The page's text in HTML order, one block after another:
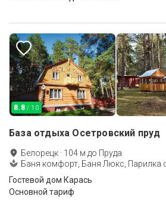
8.8 / 10
База отдыха Осетровский пруд
Белорецк · 104 м до Пруда
Баня комфорт, Баня Люкс, Парилка
Гостевой дом Карась
Основной тариф